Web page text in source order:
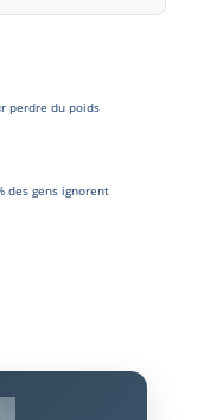
perdre du poids
des gens ignorent